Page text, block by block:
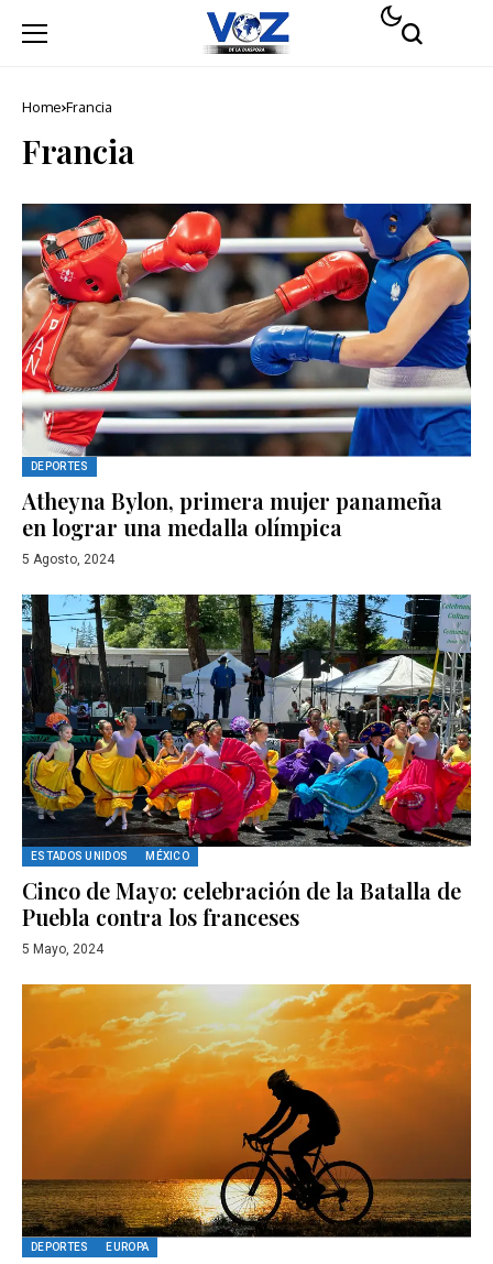
Home Francia
Francia
DEPORTES
Atheyna Bylon, primera mujer panameña
en lograr una medalla olímpica
5 Agosto, 2024
ESTADOS UNIDOS MÉXICO
Cinco de Mayo: celebración de la Batalla de
Puebla contra los franceses
5 Mayo, 2024
DEPORTES EUROPA